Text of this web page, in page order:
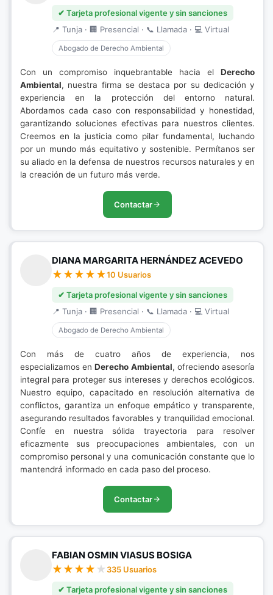
✔ Tarjeta profesional vigente y sin sanciones
📍 Tunja · 🏢 Presencial · 📞 Llamada · 💻 Virtual
Abogado de Derecho Ambiental
Con un compromiso inquebrantable hacia el Derecho
Ambiental, nuestra firma se destaca por su dedicación y
experiencia en la protección del entorno natural.
Abordamos cada caso con responsabilidad y honestidad,
garantizando soluciones efectivas para nuestros clientes.
Creemos en la justicia como pilar fundamental, luchando
por un mundo más equitativo y sostenible. Permítanos ser
su aliado en la defensa de nuestros recursos naturales y en
la creación de un futuro más verde.
Contactar
DIANA MARGARITA HERNÁNDEZ ACEVEDO
10 Usuarios
✔ Tarjeta profesional vigente y sin sanciones
📍 Tunja · 🏢 Presencial · 📞 Llamada · 💻 Virtual
Abogado de Derecho Ambiental
Con más de cuatro años de experiencia, nos
especializamos enDerecho Ambiental, ofreciendo asesoría
integral para proteger sus intereses y derechos ecológicos.
Nuestro equipo, capacitado en resolución alternativa de
conflictos, garantiza un enfoque empático y transparente,
asegurando resultados favorables y tranquilidad emocional.
Confíe en nuestra sólida trayectoria para resolver
eficazmente sus preocupaciones ambientales, con un
compromiso personal y una comunicación constante que lo
mantendrá informado en cada paso del proceso.
Contactar
FABIAN OSMIN VIASUS BOSIGA
335 Usuarios
✔ Tarjeta profesional vigente y sin sanciones